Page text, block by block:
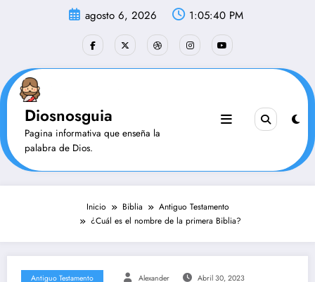
agosto 6, 2026 1:05:40 PM
Diosnosguia
Pagina informativa que enseña la
palabra de Dios.
Inicio Biblia
Antiguo Testamento
¿Cuál es el nombre de la primera Biblia?
Antiguo Testamento Alexander Abril 30, 2023